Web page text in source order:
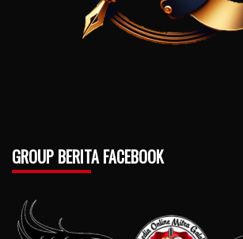
GROUP BERITA FACEBOOK